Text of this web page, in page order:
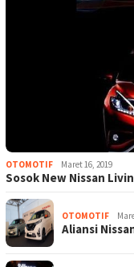
OTOMOTIF Maret 16, 2019
Sosok New Nissan
OTOMOTIF
Aliansi